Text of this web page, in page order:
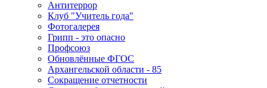
Антитеррор
Клуб "Учитель года"
Фотогалерея
Грипп - это опасно
Профсоюз
Обновлённые ФГОС
Архангельской области - 85
Сокращение отчетности